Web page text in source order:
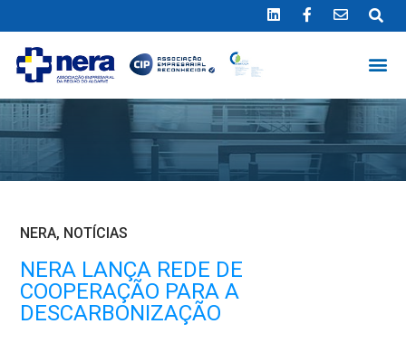
NERA, NOTÍCIAS
NERA LANÇA REDE DE
COOPERAÇÃO PARA A
DESCARBONIZAÇÃO